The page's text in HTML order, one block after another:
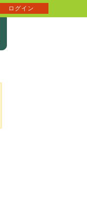
ログイン